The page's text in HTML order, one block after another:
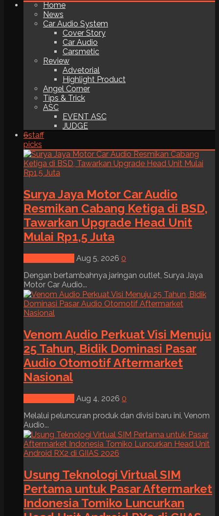
Home
News
Car Audio System
Cover Story
Car Audio
Carsmetic
Review
Advetorial
Highlight Product
Angel Corner
Tips & Trick
ASC
EVENT ASC
JUDGE
6staff
picks
Surya Jaya Motor Car Audio
Resmikan Cabang Ketiga di BSD,
Tawarkan Upgrade Head Unit
Mulai Rp1,5 Juta
Aug 5, 2026 0
Dengan bertambahnya jaringan outlet, Surya Jaya
Motor Car Audio...
Venom Audio Perkuat Visi Menuju
25 Tahun, Bidik Dominasi Pasar
Audio Otomotif Aftermarket
Nasional
Aug 4, 2026 0
Melalui peluncuran produk dan divisi baru ini, Venom
Audio...
Usung Teknologi Virtual SIM
Pertama untuk Pasar Aftermarket
Indonesia Tomiko Luncurkan